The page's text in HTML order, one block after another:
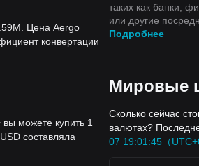
Цена Aergo
конвертации
можете купить 1
составляла
таких как банки,
или другие
Подробнее
Мировые
Сколько сейчас
валютах?
07 19:01:45（